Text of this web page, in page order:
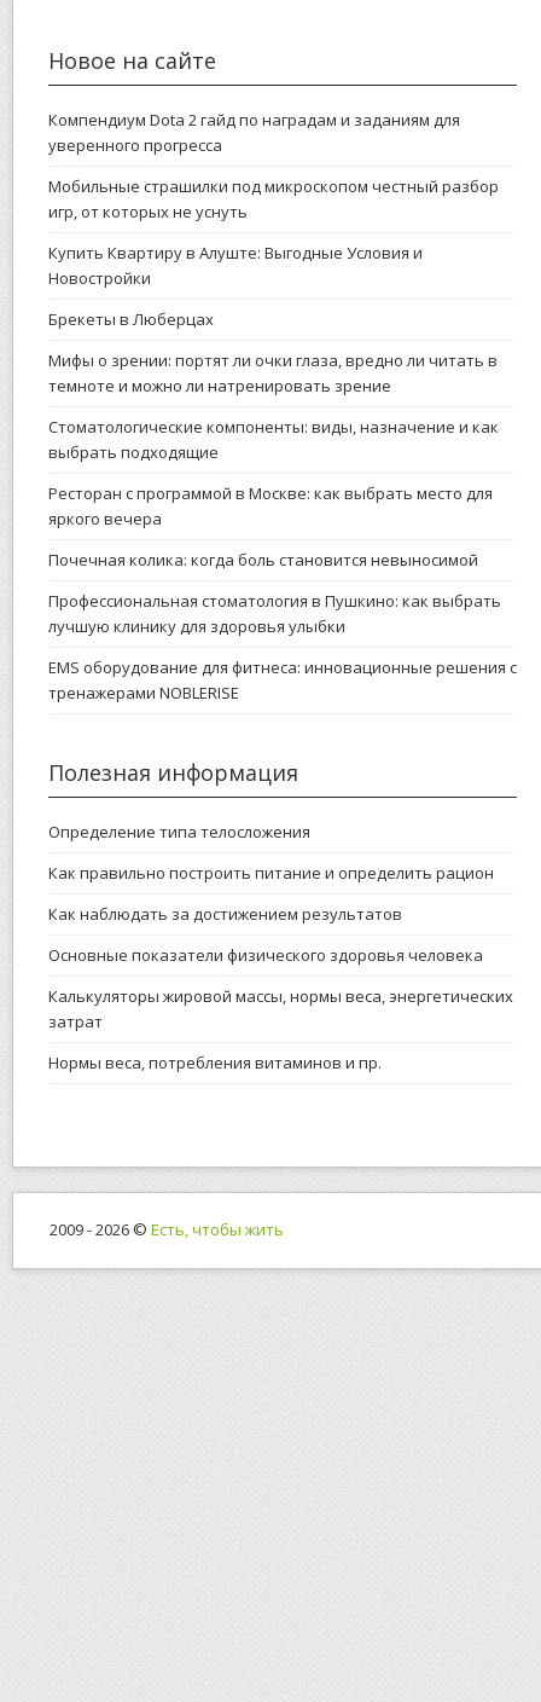
Новое на сайте
Компендиум Dota 2 гайд по наградам и заданиям для
уверенного прогресса
Мобильные страшилки под микроскопом честный разбор
игр, от которых не уснуть
Купить Квартиру в Алуште: Выгодные Условия и
Новостройки
Брекеты в Люберцах
Мифы о зрении: портят ли очки глаза, вредно ли читать в
темноте и можно ли натренировать зрение
Стоматологические компоненты: виды, назначение и как
выбрать подходящие
Ресторан с программой в Москве: как выбрать место для
яркого вечера
Почечная колика: когда боль становится невыносимой
Профессиональная стоматология в Пушкино: как выбрать
лучшую клинику для здоровья улыбки
EMS оборудование для фитнеса: инновационные решения с
тренажерами NOBLERISE
Полезная информация
Определение типа телосложения
Как правильно построить питание и определить рацион
Как наблюдать за достижением результатов
Основные показатели физического здоровья человека
Калькуляторы жировой массы, нормы веса, энергетических
затрат
Нормы веса, потребления витаминов и пр.
2009 - 2026 © Есть, чтобы жить